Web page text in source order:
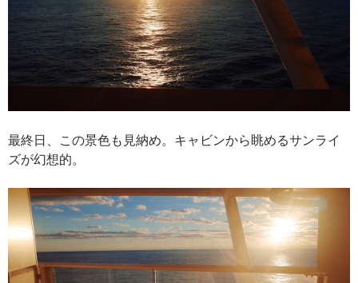
最終日、この景色も見納め。キャビンから眺めるサンライ
ズが幻想的。